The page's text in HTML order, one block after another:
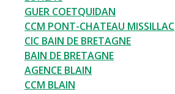
GUER COETQUIDAN
CCM PONT-CHATEAU MISSILLAC
CIC BAIN DE BRETAGNE
BAIN DE BRETAGNE
AGENCE BLAIN
CCM BLAIN